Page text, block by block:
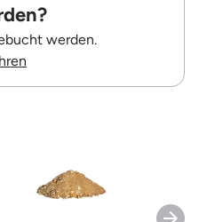
werden.